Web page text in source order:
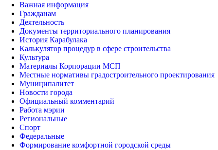
Важная информация
Гражданам
Деятельность
Документы территориального планирования
История Карабулака
Калькулятор процедур в сфере строительства
Культура
Материалы Корпорации МСП
Местные нормативы градостроительного проектирования
Муниципалитет
Новости города
Официальный комментарий
Работа мэрии
Региональные
Спорт
Федеральные
Формирование комфортной городской среды